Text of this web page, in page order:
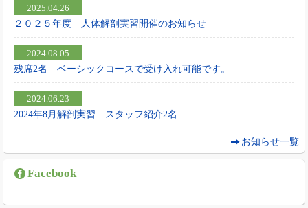
2025.04.26
２０２５年度 人体解剖実習開催のお知らせ
2024.08.05
残席2名 ベーシックコースで受け入れ可能です。
2024.06.23
2024年8月解剖実習 スタッフ紹介2名
お知らせ一覧
Facebook